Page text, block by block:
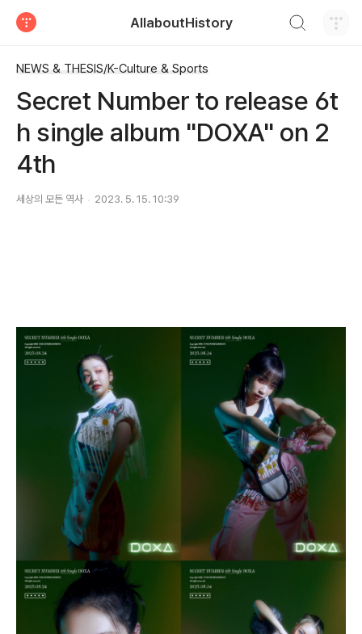
AllaboutHistory
NEWS & THESIS/K-Culture & Sports
Secret Number to release 6t
h single album "DOXA" on 2
4th
세상의 모든 역사 2023. 5. 15. 10:39